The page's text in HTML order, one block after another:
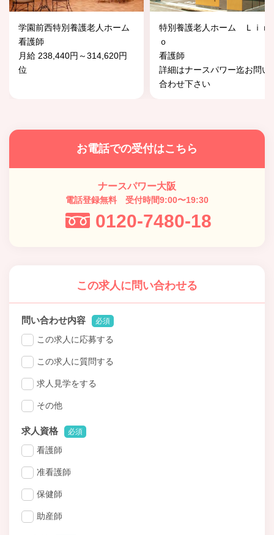
学園前西特別養護老人ホーム
看護師
月給 238,440円～314,620円
位
特別養護老人ホーム Ｌｉｎ
ｏ
看護師
詳細はナースパワー迄お問い
合わせ下さい
お電話での受付はこちら
ナースパワー大阪
電話登録無料 受付時間9:00〜19:30
0120-7480-18
この求人に問い合わせる
問い合わせ内容 必須
この求人に応募する
この求人に質問する
求人見学をする
その他
求人資格 必須
看護師
准看護師
保健師
助産師